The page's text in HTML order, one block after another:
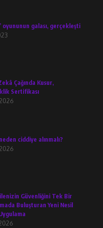
oyununun galası, gerçekleşti
Çağında Kusur,
Sertifikası
ciddiye alınmalı?
Güvenliğini Tek Bir
Buluşturan Yeni Nesil